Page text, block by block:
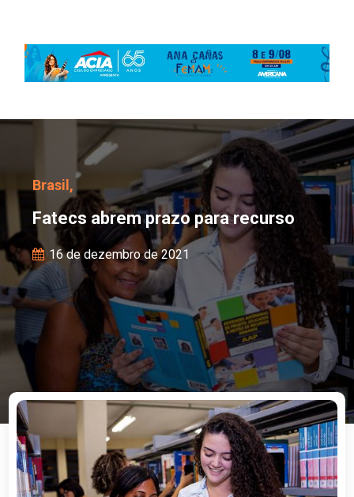
Fatecs abrem prazo
Brasil,
Fatecs abrem prazo para recurso
16 de dezembro de 2021